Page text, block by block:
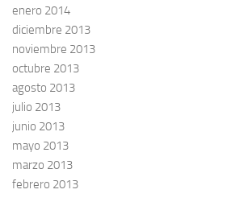
enero 2014
diciembre 2013
noviembre 2013
octubre 2013
agosto 2013
julio 2013
junio 2013
mayo 2013
marzo 2013
febrero 2013